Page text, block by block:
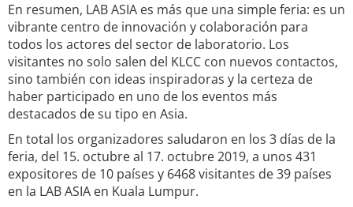
En resumen, LAB ASIA es más que una simple feria: es un
vibrante centro de innovación y colaboración para
todos los actores del sector de laboratorio. Los
visitantes no solo salen del KLCC con nuevos contactos,
sino también con ideas inspiradoras y la certeza de
haber participado en uno de los eventos más
destacados de su tipo en Asia.
En total los organizadores saludaron en los 3 días de la
feria, del 15. octubre al 17. octubre 2019, a unos 431
expositores de 10 países y 6468 visitantes de 39 países
en la LAB ASIA en Kuala Lumpur.